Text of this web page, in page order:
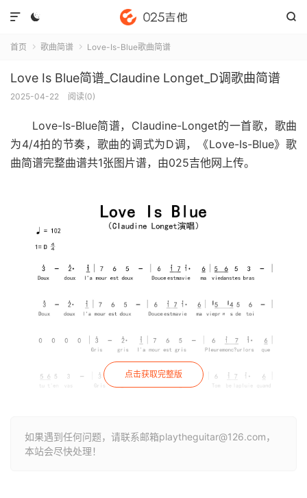
 

首页  歌曲简谱  Love-Is-Blue歌曲简谱
Love Is Blue简谱_Claudine Longet_D调歌曲简谱
2025-04-22 阅读(0)
Love-Is-Blue简谱，Claudine-Longet的一首歌，歌曲
为4/4拍的节奏，歌曲的调式为D调，《Love-Is-Blue》歌
曲简谱完整曲谱共1张图片谱，由025吉他网上传。
点击获取完整版
如果遇到任何问题，请联系邮箱playtheguitar@126.com，
本站会尽快处理！